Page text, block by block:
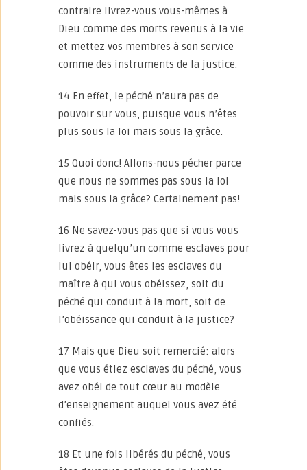
contraire livrez-vous vous-mêmes à
Dieu comme des morts revenus à la vie
et mettez vos membres à son service
comme des instruments de la justice.
14 En effet, le péché n’aura pas de
pouvoir sur vous, puisque vous n’êtes
plus sous la loi mais sous la grâce.
15 Quoi donc! Allons-nous pécher parce
que nous ne sommes pas sous la loi
mais sous la grâce? Certainement pas!
16 Ne savez-vous pas que si vous vous
livrez à quelqu’un comme esclaves pour
lui obéir, vous êtes les esclaves du
maître à qui vous obéissez, soit du
péché qui conduit à la mort, soit de
l’obéissance qui conduit à la justice?
17 Mais que Dieu soit remercié: alors
que vous étiez esclaves du péché, vous
avez obéi de tout cœur au modèle
d’enseignement auquel vous avez été
confiés.
18 Et une fois libérés du péché, vous